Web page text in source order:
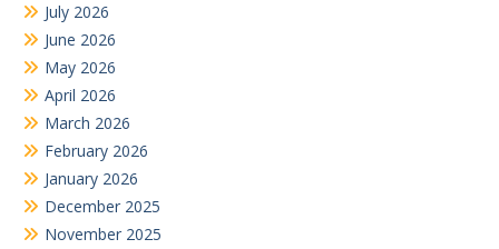
July 2026
June 2026
May 2026
April 2026
March 2026
February 2026
January 2026
December 2025
November 2025